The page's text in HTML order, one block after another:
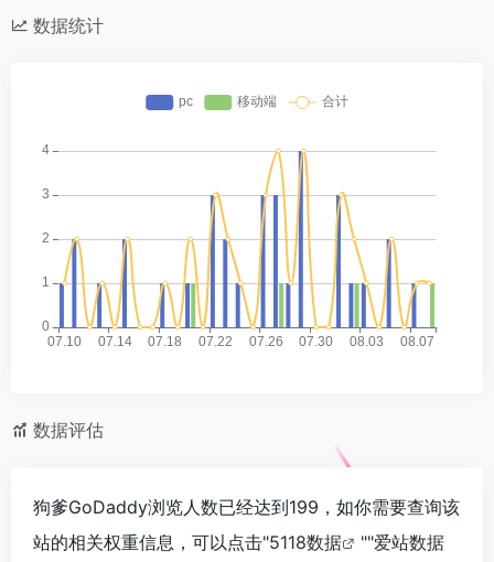
数据统计
数据评估
狗爹GoDaddy浏览人数已经达到199，如你需要查询该
站的相关权重信息，可以点击"5118数据 ""爱站数据